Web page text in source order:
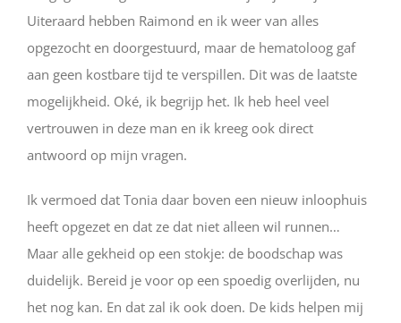
Uiteraard hebben Raimond en ik weer van alles
opgezocht en doorgestuurd, maar de hematoloog gaf
aan geen kostbare tijd te verspillen. Dit was de laatste
mogelijkheid. Oké, ik begrijp het. Ik heb heel veel
vertrouwen in deze man en ik kreeg ook direct
antwoord op mijn vragen.
Ik vermoed dat Tonia daar boven een nieuw inloophuis
heeft opgezet en dat ze dat niet alleen wil runnen…
Maar alle gekheid op een stokje: de boodschap was
duidelijk. Bereid je voor op een spoedig overlijden, nu
het nog kan. En dat zal ik ook doen. De kids helpen mij